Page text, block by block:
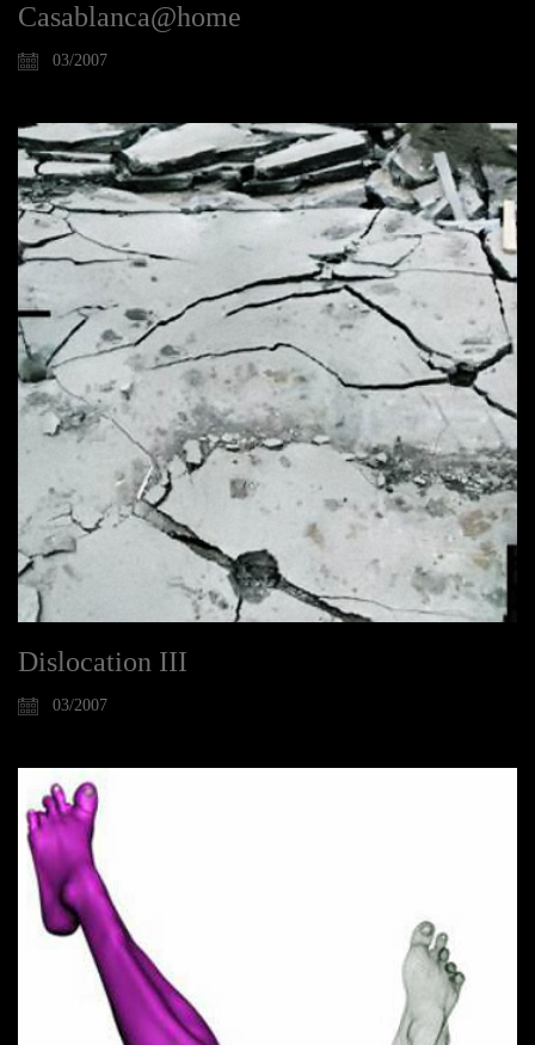
Casablanca@home
03/2007
Dislocation III
03/2007